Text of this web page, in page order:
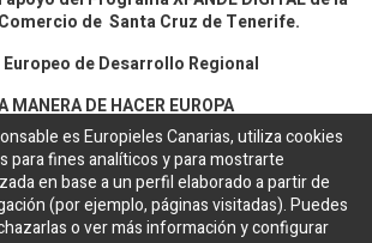
de Santa Cruz de Tenerife.
de Desarrollo Regional
MANERA DE HACER EUROPA
legal y política de privacidad
es Europieles Canarias, utiliza cookies
para fines analíticos y para mostrarte
en base a un perfil elaborado a partir de
(por ejemplo, páginas visitadas). Puedes
o ver más información y configurar